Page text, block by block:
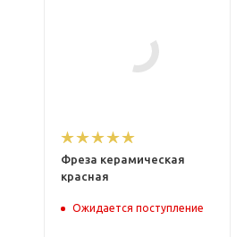
Фреза керамическая
красная
Ожидается поступление